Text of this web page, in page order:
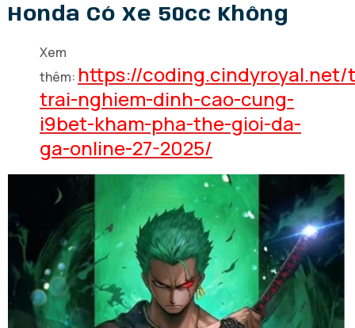
Honda Có Xe 50cc Không
Xem
thêm: https://coding.cindyroyal.net/
trai-nghiem-dinh-cao-cung-
i9bet-kham-pha-the-gioi-da-
ga-online-27-2025/